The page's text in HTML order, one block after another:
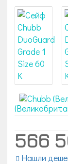
566
Нашли